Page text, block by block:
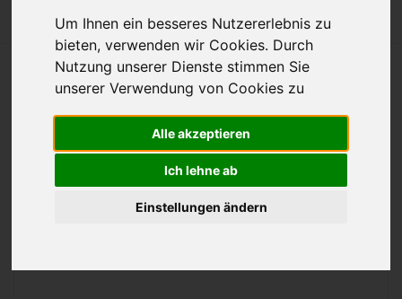
Um Ihnen ein besseres Nutzererlebnis zu
bieten, verwenden wir Cookies. Durch
Nutzung unserer Dienste stimmen Sie
unserer Verwendung von Cookies zu
Alle akzeptieren
Ich lehne ab
Einstellungen ändern
Atlantic, Kaffeelöffel 139 mm hochglänzend
Atlantic, Kaffeelöffel 139 mm
hochglänzend
Artikel-Nr.:AME-182400B000375